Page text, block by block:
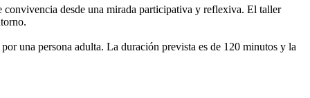
convivencia desde una mirada participativa y reflexiva. El taller
una persona adulta. La duración prevista es de 120 minutos y la